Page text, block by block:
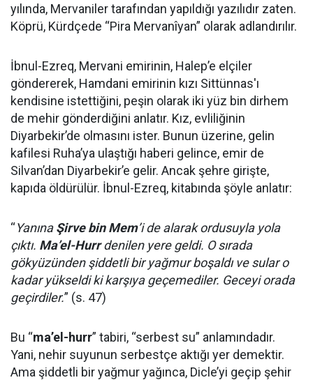
yılında, Mervaniler tarafından yapıldığı yazılıdır zaten.
Köprü, Kürdçede “Pira Mervanîyan” olarak adlandırılır.
İbnul-Ezreq, Mervani emirinin, Halep’e elçiler
göndererek, Hamdani emirinin kızı Sittünnas'ı
kendisine istettiğini, peşin olarak iki yüz bin dirhem
de mehir gönderdiğini anlatır. Kız, evliliğinin
Diyarbekir’de olmasını ister. Bunun üzerine, gelin
kafilesi Ruha’ya ulaştığı haberi gelince, emir de
Silvan’dan Diyarbekir’e gelir. Ancak şehre girişte,
kapıda öldürülür. İbnul-Ezreq, kitabında şöyle anlatır:
“YanınaŞirve bin Mem’i de alarak ordusuyla yola
çıktı. Ma’el-Hurrdenilen yere geldi. O sırada
gökyüzünden şiddetli bir yağmur boşaldı ve sular o
kadar yükseldi ki karşıya geçemediler. Geceyi orada
geçirdiler.” (s. 47)
Bu “ma’el-hurr” tabiri, “serbest su” anlamındadır.
Yani, nehir suyunun serbestçe aktığı yer demektir.
Ama şiddetli bir yağmur yağınca, Dicle’yi geçip şehir